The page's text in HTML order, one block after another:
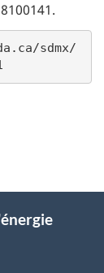
sdmx/